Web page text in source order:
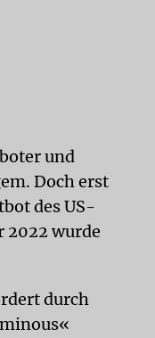
und
Doch erst
des US-
2022 wurde
durch